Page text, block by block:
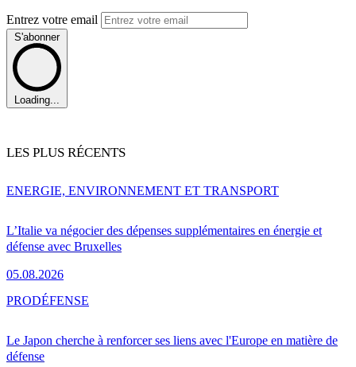
Entrez votre email
S'abonner
Loading...
LES PLUS RÉCENTS
L’Italie va négocier des dépenses supplémentaires en énergie et
défense avec Bruxelles
05.08.2026
ENERGIE, ENVIRONNEMENT ET TRANSPORT
Le Japon cherche à renforcer ses liens avec l'Europe en matière de
défense
PRODÉFENSE